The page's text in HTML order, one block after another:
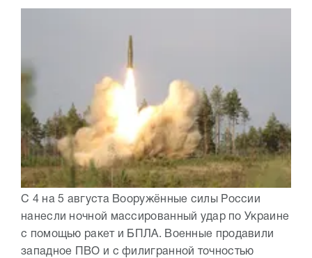
С 4 на 5 августа Вооружённые силы России
нанесли ночной массированный удар по Украине
с помощью ракет и БПЛА. Военные продавили
западное ПВО и с филигранной точностью